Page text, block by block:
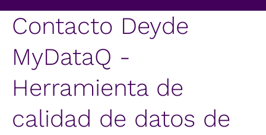
Contacto Deyde
MyDataQ -
Herramienta de
calidad de datos de